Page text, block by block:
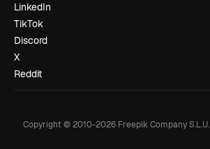
LinkedIn
TikTok
Discord
X
Reddit
Copyright © 2010-2026Freepik Company S.L.U.